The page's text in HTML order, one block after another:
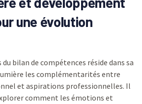
une évolution
du bilan de compétences réside dans sa
les complémentarités entre
et aspirations professionnelles. Il
comment les émotions et